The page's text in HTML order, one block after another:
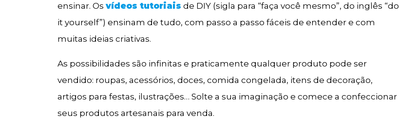
ensinar. Osvídeos tutoriais de DIY (sigla para “faça você mesmo”, do inglês “do
it yourself”) ensinam de tudo, com passo a passo fáceis de entender e com
muitas ideias criativas.
As possibilidades são infinitas e praticamente qualquer produto pode ser
vendido: roupas, acessórios, doces, comida congelada, itens de decoração,
artigos para festas, ilustrações… Solte a sua imaginação e comece a confeccionar
seus produtos artesanais para venda.